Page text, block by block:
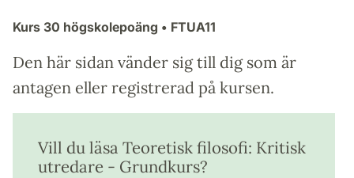
Kurs 30 högskolepoäng • FTUA11
Den här sidan vänder sig till dig som är
antagen eller registrerad på kursen.
Vill du läsa Teoretisk filosofi: Kritisk
utredare - Grundkurs?